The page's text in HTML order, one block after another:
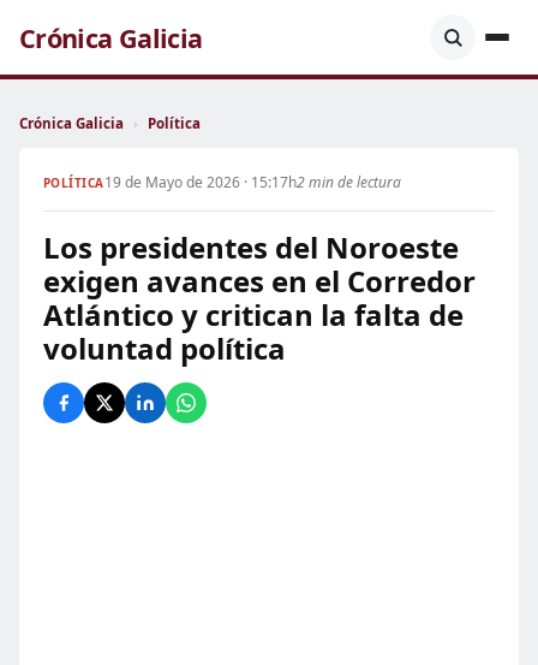
Crónica Galicia
Crónica Galicia › Política
POLÍTICA19 de Mayo de 2026 · 15:17h2 min de lectura
Los presidentes del Noroeste
exigen avances en el Corredor
Atlántico y critican la falta de
voluntad política